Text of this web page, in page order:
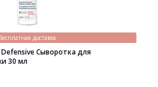
Бесплатная доставка
Сыворотка для
30 мл